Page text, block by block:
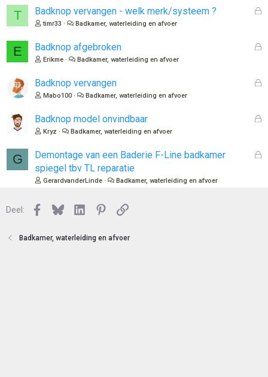
T
G
n
Badknop vervangen - welk merk/systeem ?
timr33 Badkamer, waterleiding en afvoer
E
G
n
Badknop afgebroken
Erikme Badkamer, waterleiding en afvoer
G
n
Badknop vervangen
Mabo100 Badkamer, waterleiding en afvoer
G
Badknop model onvindbaar
Kryz Badkamer, waterleiding en afvoer
G
G
Demontage van een Baderie F-Line badkamer
spiegel tbv TL reparatie
GerardvanderLinde Badkamer, waterleiding en afvoer
Deel: Facebook
BlueskyLinkedInPinterest
Link
Badkamer, waterleiding en afvoer